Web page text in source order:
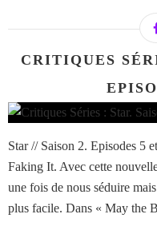
CRITIQUES
Star // Saison 2. Episodes 5
Faking It. Avec cette
une fois de nous séduire
plus facile. Dans « May the